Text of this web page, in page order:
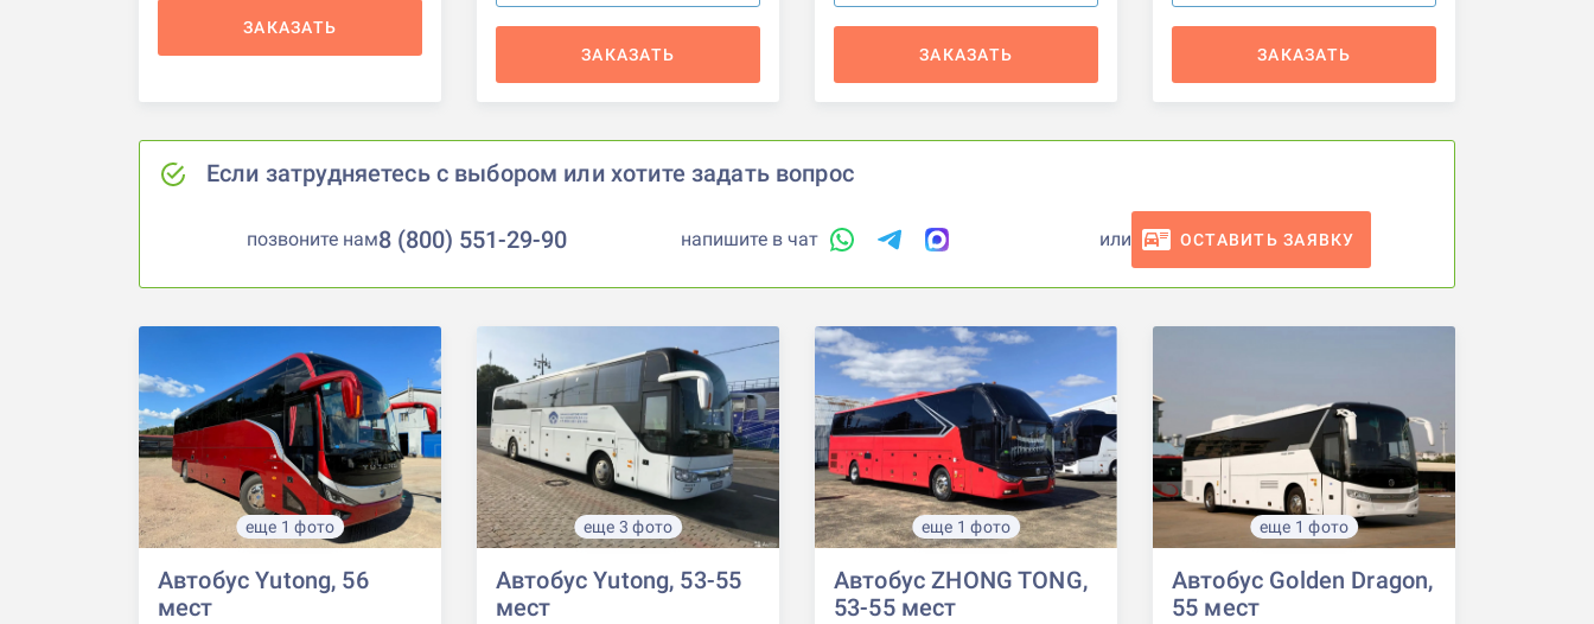
ЗАКАЗАТЬ
ЗАКАЗАТЬ ЗАКАЗАТЬ ЗАКАЗАТЬ
Если затрудняетесь с выбором или хотите задать вопрос
позвоните нам8 (800) 551-29-90 напишите в чат или ОСТАВИТЬ ЗАЯВКУ
еще 1 фото
Автобус Yutong, 56
мест
еще 3 фото
Автобус Yutong, 53-55
мест
еще 1 фото
Автобус ZHONG TONG,
53-55 мест
еще 1 фото
Автобус Golden Dragon,
55 мест